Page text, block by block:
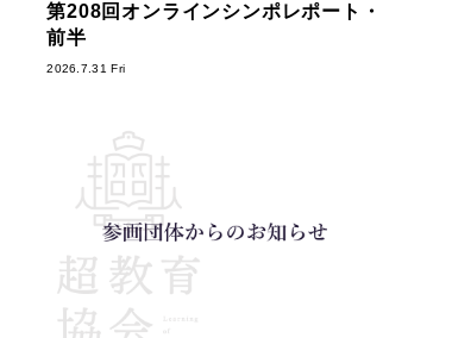
第208回オンラインシンポレポート・
前半
2026.7.31 Fri